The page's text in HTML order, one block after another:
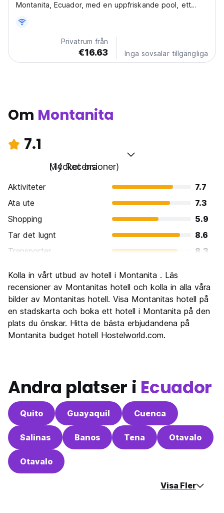
Montanita, Ecuador, med en uppfriskande pool, ett
skapar en levande och oförglömlig upplevelse.
Privatrum från
€16.63 Inga sovsalar tillgängliga
Om Montanita
7.1
Mycket bra
(14 Recensioner)
Aktiviteter
7.7
Ata ute
7.3
Shopping
5.9
Tar det lugnt
8.6
Transporter
8.3
Kultur
6.0
Festa
8.3
Värde för pengarna
6.6
Kolla in vårt utbud av hotell i Montanita . Läs
recensioner av Montanitas hotell och kolla in alla våra
bilder av Montanitas hotell. Visa Montanitas hotell på
en stadskarta och boka ett hotell i Montanita på den
plats du önskar. Hitta de bästa erbjudandena på
Montanita budget hotell Hostelworld.com.
Andra platser i Ecuador
Quito Guayaquil Cuenca
Salinas Banos Tena Otavalo
Otavalo
Visa Fler